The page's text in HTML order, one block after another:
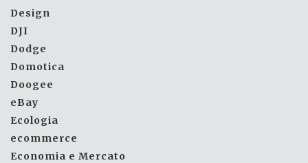
Design
DJI
Dodge
Domotica
Doogee
eBay
Ecologia
ecommerce
Economia e Mercato